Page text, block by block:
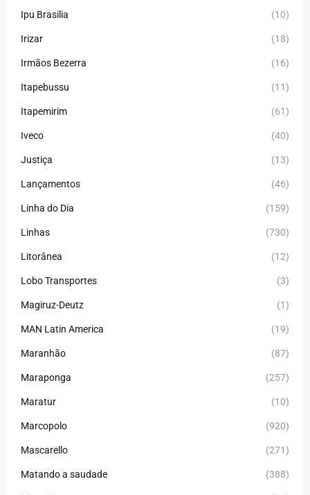
Ipu Brasilia (10)
Irizar (18)
Irmãos Bezerra (16)
Itapebussu (11)
Itapemirim (61)
Iveco (40)
Justiça (13)
Lançamentos (46)
Linha do Dia (159)
Linhas (730)
Litorânea (12)
Lobo Transportes (3)
Magiruz-Deutz (1)
MAN Latin America (19)
Maranhão (87)
Maraponga (257)
Maratur (10)
Marcopolo (920)
Mascarello (271)
Matando a saudade (388)